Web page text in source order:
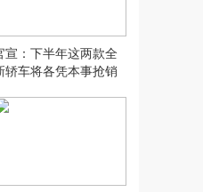
宣：下半年这两款全
轿车将各凭本事抢销